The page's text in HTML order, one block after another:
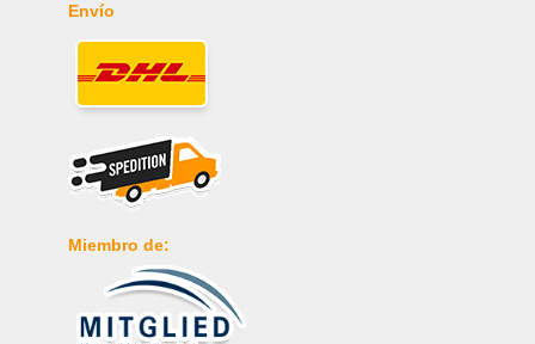
Envío
Miembro de: